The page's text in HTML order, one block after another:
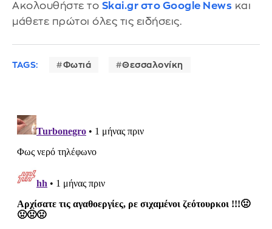
Ακολουθήστε το Skai.gr στο Google News και
μάθετε πρώτοι όλες τις ειδήσεις.
TAGS: Φωτιά Θεσσαλονίκη